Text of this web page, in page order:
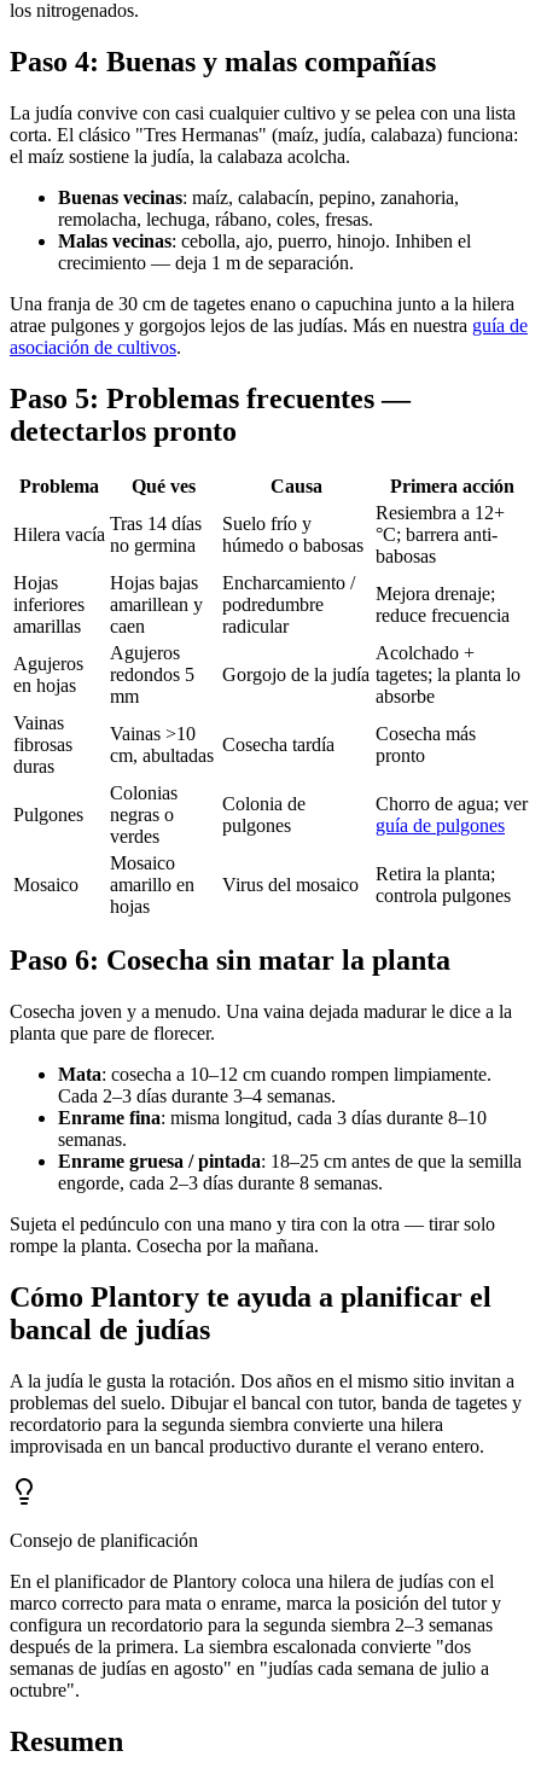
los nitrogenados.
Paso 4: Buenas y malas compañías
La judía convive con casi cualquier cultivo y se pelea con una lista
corta. El clásico "Tres Hermanas" (maíz, judía, calabaza) funciona:
el maíz sostiene la judía, la calabaza acolcha.
Buenas vecinas: maíz, calabacín, pepino, zanahoria,
remolacha, lechuga, rábano, coles, fresas.
Malas vecinas: cebolla, ajo, puerro, hinojo. Inhiben el
crecimiento — deja 1 m de separación.
Una franja de 30 cm de tagetes enano o capuchina junto a la hilera
atrae pulgones y gorgojos lejos de las judías. Más en nuestra guía de
asociación de cultivos.
Paso 5: Problemas frecuentes —
detectarlos pronto
Problema Qué ves Causa Primera acción
Hilera vacía
Tras 14 días
no germina
Suelo frío y
húmedo o babosas
Resiembra a 12+
°C; barrera anti-
babosas
Hojas
inferiores
amarillas
Hojas bajas
amarillean y
caen
Encharcamiento /
podredumbre
radicular
Mejora drenaje;
reduce frecuencia
Agujeros
en hojas
Agujeros
redondos 5
mm
Gorgojo de la judía
Acolchado +
tagetes; la planta lo
absorbe
Vainas
fibrosas
duras
Vainas >10
cm, abultadas
Cosecha tardía
Cosecha más
pronto
Pulgones
Colonias
negras o
verdes
Colonia de
pulgones
Chorro de agua; ver
guía de pulgones
Mosaico
Mosaico
amarillo en
hojas
Virus del mosaico
Retira la planta;
controla pulgones
Paso 6: Cosecha sin matar la planta
Cosecha joven y a menudo. Una vaina dejada madurar le dice a la
planta que pare de florecer.
Mata: cosecha a 10–12 cm cuando rompen limpiamente.
Cada 2–3 días durante 3–4 semanas.
Enrame fina: misma longitud, cada 3 días durante 8–10
semanas.
Enrame gruesa / pintada: 18–25 cm antes de que la semilla
engorde, cada 2–3 días durante 8 semanas.
Sujeta el pedúnculo con una mano y tira con la otra — tirar solo
rompe la planta. Cosecha por la mañana.
Cómo Plantory te ayuda a planificar el
bancal de judías
A la judía le gusta la rotación. Dos años en el mismo sitio invitan a
problemas del suelo. Dibujar el bancal con tutor, banda de tagetes y
recordatorio para la segunda siembra convierte una hilera
improvisada en un bancal productivo durante el verano entero.
Consejo de planificación
En el planificador de Plantory coloca una hilera de judías con el
marco correcto para mata o enrame, marca la posición del tutor y
configura un recordatorio para la segunda siembra 2–3 semanas
después de la primera. La siembra escalonada convierte "dos
semanas de judías en agosto" en "judías cada semana de julio a
octubre".
Resumen